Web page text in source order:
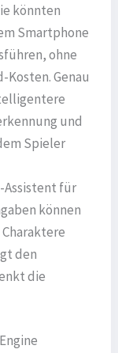
könnten
Smartphone
ohne
Genau
und
Spieler
Assistent für
können
den
die